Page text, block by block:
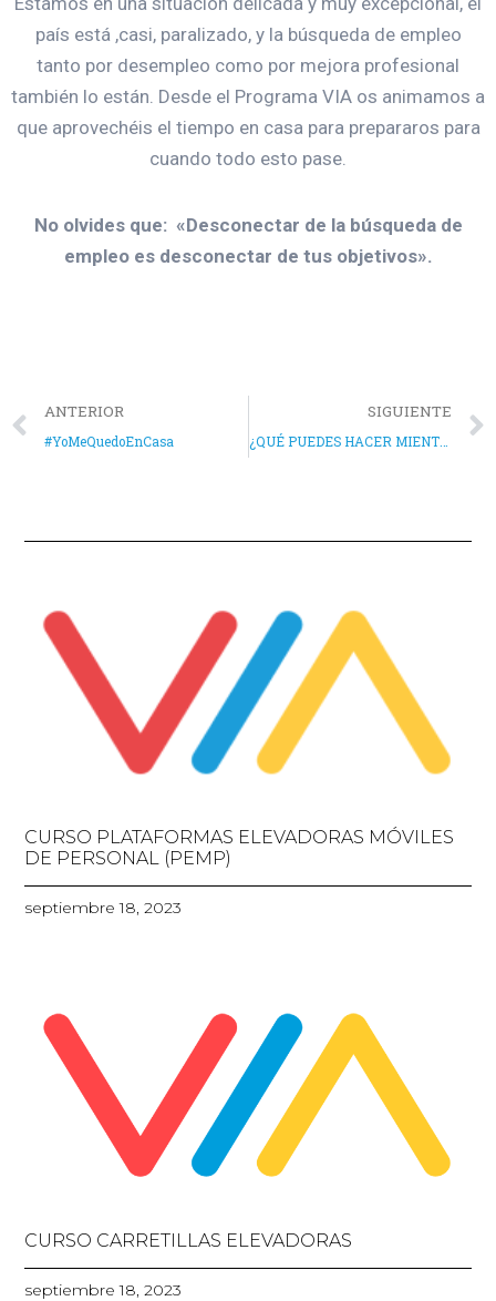
país está ,casi, paralizado, y la búsqueda de empleo
tanto por desempleo como por mejora profesional
también lo están. Desde el Programa VIA os animamos a
que aprovechéis el tiempo en casa para prepararos para
cuando todo esto pase.
No olvides que: «Desconectar de la búsqueda de
empleo es desconectar de tus objetivos».
ANTERIOR
#YoMeQuedoEnCasa
SIGUIENTE
¿QUÉ PUEDES HACER MIENTRAS ESTÁS EN CASA?
CURSO PLATAFORMAS ELEVADORAS MÓVILES
DE PERSONAL (PEMP)
septiembre 18, 2023
CURSO CARRETILLAS ELEVADORAS
septiembre 18, 2023